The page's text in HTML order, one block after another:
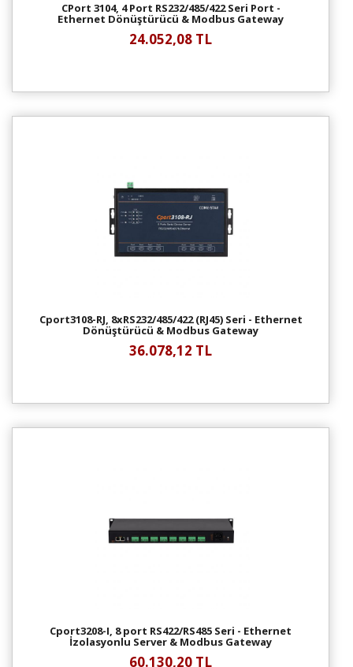
CPort 3104, 4 Port RS232/485/422 Seri Port -
Ethernet Dönüştürücü & Modbus Gateway
24.052,08 TL
Cport3108-RJ, 8xRS232/485/422 (RJ45) Seri - Ethernet
Dönüştürücü & Modbus Gateway
36.078,12 TL
Cport3208-I, 8 port RS422/RS485 Seri - Ethernet
İzolasyonlu Server & Modbus Gateway
60.130,20 TL